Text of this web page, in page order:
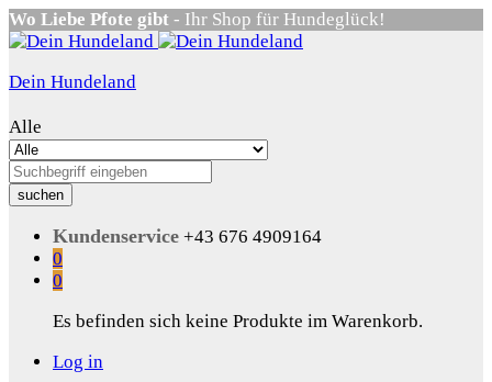
Wo Liebe Pfote gibt - Ihr Shop für Hundeglück!
Dein Hundeland
Alle
suchen
Kundenservice +43 676 4909164
0
0
Es befinden sich keine Produkte im Warenkorb.
Log in